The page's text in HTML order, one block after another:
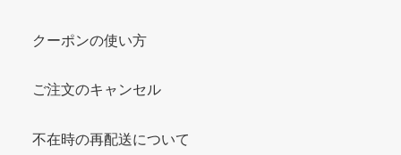
クーポンの使い方
ご注文のキャンセル
不在時の再配送について